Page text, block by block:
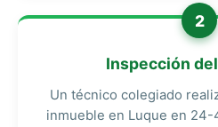
2
Inspección
Un técnico colegiado
inmueble en Luque en 24-